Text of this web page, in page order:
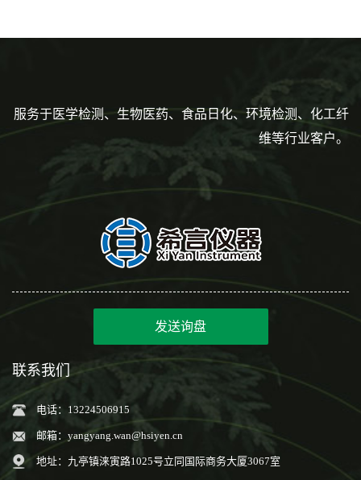
服务于医学检测、生物医药、食品日化、环境检测、化工纤
维等行业客户。
发送询盘
联系我们
电话：13224506915
邮箱： yangyang.wan@hsiyen.cn
地址：九亭镇涞寅路1025号立同国际商务大厦3067室